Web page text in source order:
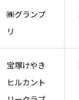
㈱グランプ
リ
宝塚けやき
ヒルカント